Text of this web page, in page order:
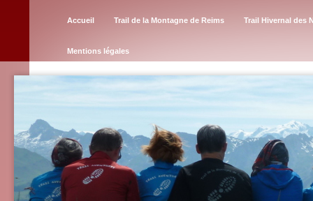
Accueil Trail de la Montagne de Reims Trail Hivernal des
Mentions légales